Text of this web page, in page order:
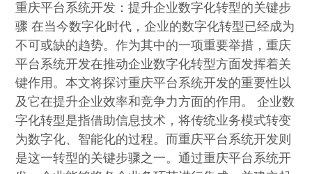
重庆平台系统开发：提升企业数字化转型的关键步
骤 在当今数字化时代，企业的数字化转型已经成为
不可或缺的趋势。作为其中的一项重要举措，重庆
平台系统开发在推动企业数字化转型方面发挥着关
键作用。本文将探讨重庆平台系统开发的重要性以
及它在提升企业效率和竞争力方面的作用。 企业数
字化转型是指借助信息技术，将传统业务模式转变
为数字化、智能化的过程。而重庆平台系统开发则
是这一转型的关键步骤之一。通过重庆平台系统开